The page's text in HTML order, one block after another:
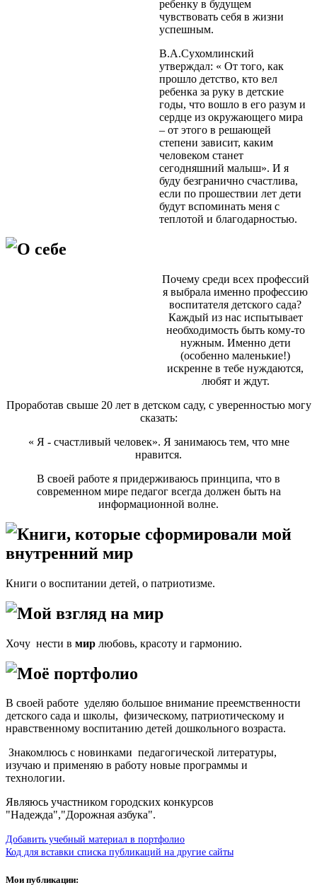
ребенку в будущем
чувствовать себя в жизни
успешным.
В.А.Сухомлинский
утверждал: « От того, как
прошло детство, кто вел
ребенка за руку в детские
годы, что вошло в его разум и
сердце из окружающего мира
– от этого в решающей
степени зависит, каким
человеком станет
сегодняшний малыш». И я
буду безгранично счастлива,
если по прошествии лет дети
будут вспоминать меня с
теплотой и благодарностью.
О себе
Почему среди всех профессий
я выбрала именно профессию
воспитателя детского сада?
Каждый из нас испытывает
необходимость быть кому-то
нужным. Именно дети
(особенно маленькие!)
искренне в тебе нуждаются,
любят и ждут.
Проработав свыше 20 лет в детском саду, с уверенностью могу
сказать:
« Я - счастливый человек». Я занимаюсь тем, что мне
нравится.
В своей работе я придерживаюсь принципа, что в
современном мире педагог всегда должен быть на
информационной волне.
Книги, которые сформировали мой
внутренний мир
Книги о воспитании детей, о патриотизме.
Мой взгляд на мир
Хочу нести в мир любовь, красоту и гармонию.
Моё портфолио
В своей работе уделяю большое внимание преемственности
детского сада и школы, физическому, патриотическому и
нравственному воспитанию детей дошкольного возраста.
Знакомлюсь с новинками педагогической литературы,
изучаю и применяю в работу новые программы и
технологии.
Являюсь участником городских конкурсов
"Надежда","Дорожная азбука".
Добавить учебный материал в портфолио
Код для вставки списка публикаций на другие сайты
Мои публикации: